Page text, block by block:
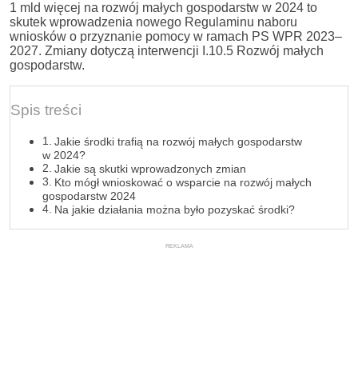
1 mld więcej na rozwój małych gospodarstw w 2024 to
skutek wprowadzenia nowego Regulaminu naboru
wniosków o przyznanie pomocy w ramach PS WPR 2023–
2027. Zmiany dotyczą interwencji I.10.5 Rozwój małych
gospodarstw.
Spis treści
Jakie środki trafią na rozwój małych gospodarstw
w 2024?
Jakie są skutki wprowadzonych zmian
Kto mógł wnioskować o wsparcie na rozwój małych
gospodarstw 2024
Na jakie działania można było pozyskać środki?
REKLAMA